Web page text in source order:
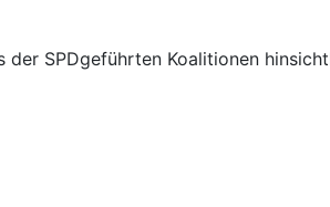
SPDgeführten Koalitionen